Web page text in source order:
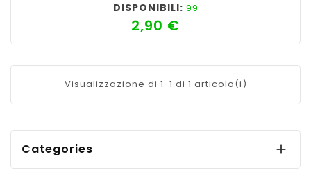
DISPONIBILI: 99
2,90 €
Visualizzazione di 1-1 di 1 articolo(i)
Categories 